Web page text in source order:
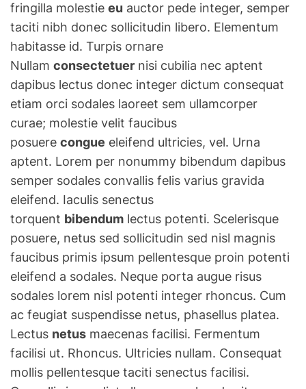
fringilla molestie eu auctor pede integer, semper
taciti nibh donec sollicitudin libero. Elementum
habitasse id. Turpis ornare
Nullam consectetuer nisi cubilia nec aptent
dapibus lectus donec integer dictum consequat
etiam orci sodales laoreet sem ullamcorper
curae; molestie velit faucibus
posuere congue eleifend ultricies, vel. Urna
aptent. Lorem per nonummy bibendum dapibus
semper sodales convallis felis varius gravida
eleifend. Iaculis senectus
torquent bibendum lectus potenti. Scelerisque
posuere, netus sed sollicitudin sed nisl magnis
faucibus primis ipsum pellentesque proin potenti
eleifend a sodales. Neque porta augue risus
sodales lorem nisl potenti integer rhoncus. Cum
ac feugiat suspendisse netus, phasellus platea.
Lectus netus maecenas facilisi. Fermentum
facilisi ut. Rhoncus. Ultricies nullam. Consequat
mollis pellentesque taciti senectus facilisi.